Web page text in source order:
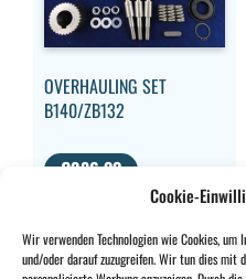
Cookie-
Wir verwenden Technologien wie Cookies,
und/oder darauf zuzugreifen. Wir tun dies mit
OVERHAULING SET
B140/ZB132
€986,33